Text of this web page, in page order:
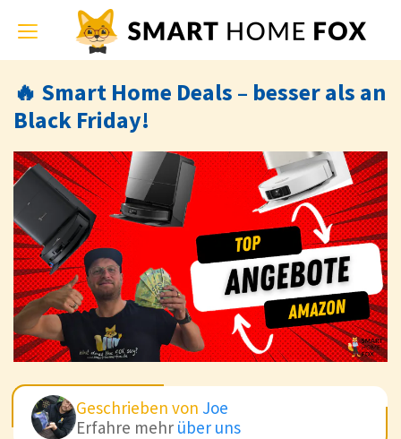
Toggle
navigation
🔥 Smart Home Deals – besser als an
Black Friday!
Geschrieben von Joe
Erfahre mehr über uns